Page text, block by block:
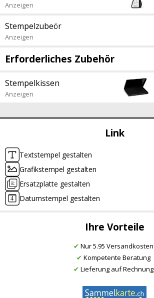
Link
Textstempel gestalten
Grafikstempel gestalten
Ersatzplatte gestalten
Datumstempel gestalten
Ihre Vorteile
✔ Nur 5.95 Versandkosten
✔ Kompetente Beratung
✔ Lieferung auf Rechnung
Anzeigen
Stempelzubeör
Anzeigen
Erforderliches Zubehör
Stempelkissen
Anzeigen